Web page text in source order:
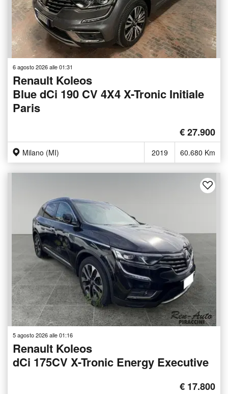
6 agosto 2026 alle 01:31
Renault Koleos
Blue dCi 190 CV 4X4 X-Tronic Initiale
Paris
€ 27.900
Milano (MI) 2019 60.680 Km
5 agosto 2026 alle 01:16
Renault Koleos
dCi 175CV X-Tronic Energy Executive
€ 17.800